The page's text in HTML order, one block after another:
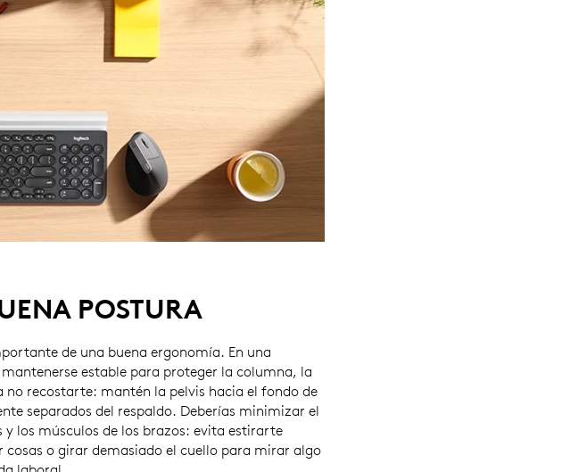
POSTURA
de una buena ergonomía. En una
estable para proteger la columna, la
no recostarte: mantén la pelvis hacia el fondo de
separados del respaldo. Deberías minimizar el
los músculos de los brazos: evita estirarte
o girar demasiado el cuello para mirar algo